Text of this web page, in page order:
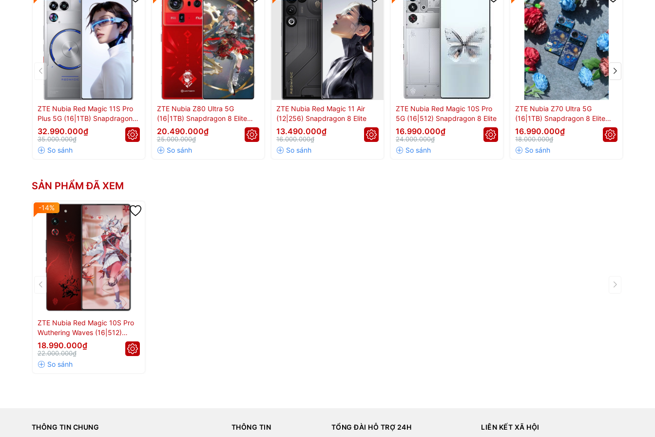
ZTE Nubia Red Magic 11S Pro
Plus 5G (16|1TB) Snapdragon 8
Elite Gen 5 Ép xung
32.990.000₫
35.000.000₫
ZTE Nubia Z80 Ultra 5G
(16|1TB) Snapdragon 8 Elite
Gen 5
20.490.000₫
25.000.000₫
ZTE Nubia Red Magic 11 Air
(12|256) Snapdragon 8 Elite
13.490.000₫
16.000.000₫
ZTE Nubia Red Magic 10S Pro
5G (16|512) Snapdragon 8 Elite
16.990.000₫
24.000.000₫
ZTE Nubia Z70 Ultra 5G
(16|1TB) Snapdragon 8 Elite
Bản Starry Night
16.990.000₫
18.000.000₫
SẢN PHẨM ĐÃ XEM
-14%
ZTE Nubia Red Magic 10S Pro
Wuthering Waves (16|512)
Snapdragon 8 Elite
18.990.000₫
22.000.000₫
THÔNG TIN CHUNG THÔNG TIN TỔNG ĐÀI HỖ TRỢ 24H LIÊN KẾT XÃ HỘI